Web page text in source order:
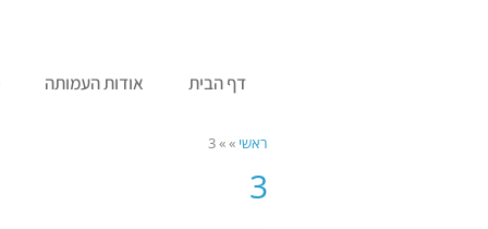
דף הבית אודות העמותה
ראשי »
»
3
3